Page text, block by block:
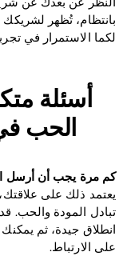
بانتظام، تُظهر
لكما الاستمرار في
أسئلة
الحب
كم مرة يجب أن أرسل
يعتمد ذلك على
تبادل المودة والحب.
انطلاق جيدة، ثم
على الارتباط.